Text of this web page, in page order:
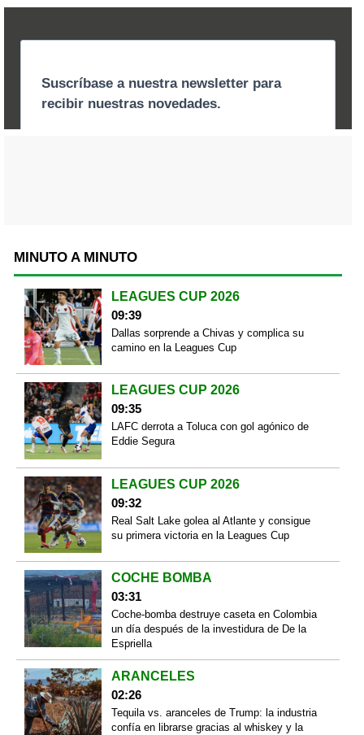
MINUTO A MINUTO
LEAGUES CUP 2026
09:39
Dallas sorprende a Chivas y complica su
camino en la Leagues Cup
LEAGUES CUP 2026
09:35
LAFC derrota a Toluca con gol agónico de
Eddie Segura
LEAGUES CUP 2026
09:32
Real Salt Lake golea al Atlante y consigue
su primera victoria en la Leagues Cup
COCHE BOMBA
03:31
Coche-bomba destruye caseta en Colombia
un día después de la investidura de De la
Espriella
ARANCELES
02:26
Tequila vs. aranceles de Trump: la industria
confía en librarse gracias al whiskey y la